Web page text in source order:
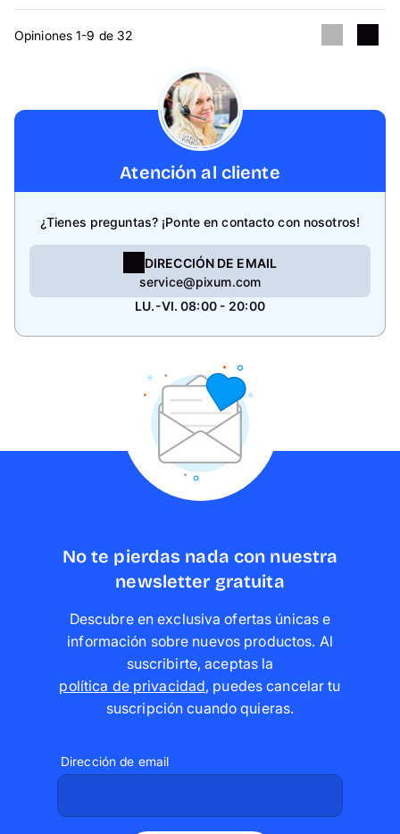
Opiniones 1-9 de 32
Atención al cliente
¿Tienes preguntas? ¡Ponte en contacto con nosotros!
DIRECCIÓN DE EMAIL
service@pixum.com
LU.-VI. 08:00 - 20:00
No te pierdas nada con nuestra
newsletter gratuita
Descubre en exclusiva ofertas únicas e
información sobre nuevos productos. Al
suscribirte, aceptas la
política de privacidad, puedes cancelar tu
suscripción cuando quieras.
Dirección de email